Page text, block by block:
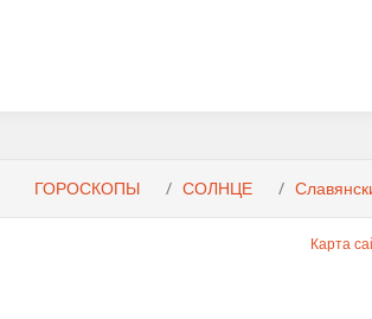
ГОРОСКОПЫ СОЛНЦЕ
Карта